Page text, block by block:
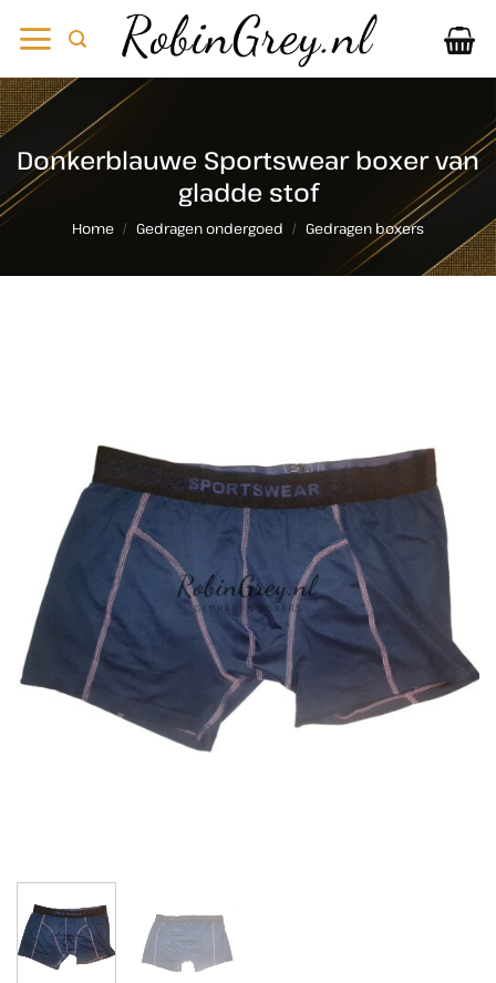
naar
Donkerblauwe Sportswear boxer van
gladde stof
Home / Gedragen ondergoed / Gedragen boxers